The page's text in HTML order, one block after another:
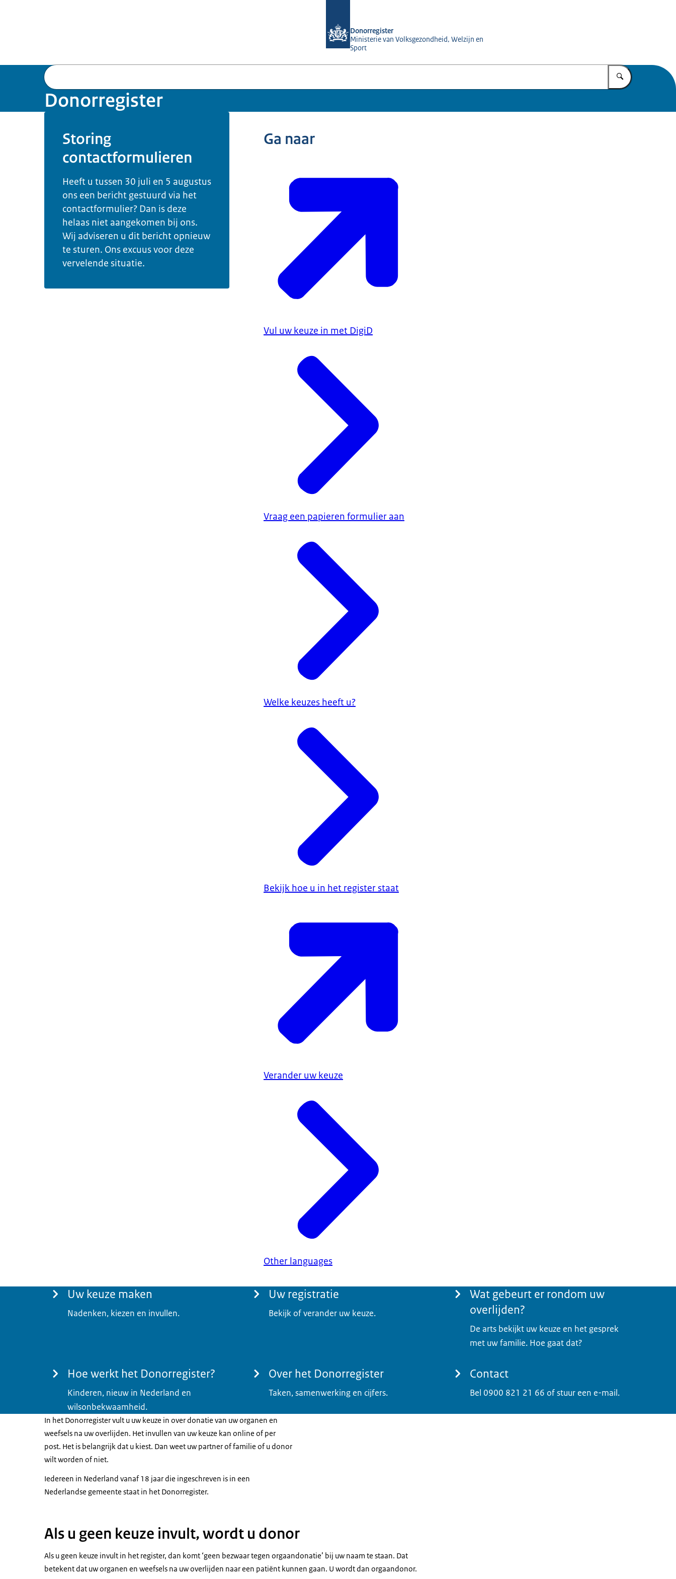
Donorregister
Ministerie van Volksgezondheid, Welzijn en
Sport
Vul in wat u
Donorregister
Storing
contactformulieren
Heeft u tussen 30 juli en 5 augustus
ons een bericht gestuurd via het
contactformulier? Dan is deze
helaas niet aangekomen bij ons.
Wij adviseren u dit bericht opnieuw
te sturen. Ons excuus voor deze
vervelende situatie.
Ga naar
Vul uw keuze in met DigiD
Vraag een papieren formulier aan
Welke keuzes heeft u?
Bekijk hoe u in het register staat
Verander uw keuze
Other languages
Uw keuze maken
Nadenken, kiezen en invullen.
Uw registratie
Bekijk of verander uw keuze.
Wat gebeurt er rondom uw
overlijden?
De arts bekijkt uw keuze en het gesprek
met uw familie. Hoe gaat dat?
Hoe werkt het Donorregister?
Kinderen, nieuw in Nederland en
wilsonbekwaamheid.
Over het Donorregister
Taken, samenwerking en cijfers.
Contact
Bel 0900 821 21 66 of stuur een e-mail.
In het Donorregister vult u uw keuze in over donatie van uw organen en
weefsels na uw overlijden. Het invullen van uw keuze kan online of per
post. Het is belangrijk dat u kiest. Dan weet uw partner of familie of u donor
wilt worden of niet.
Iedereen in Nederland vanaf 18 jaar die ingeschreven is in een
Nederlandse gemeente staat in het Donorregister.
Als u geen keuze invult, wordt u donor
Als u geen keuze invult in het register, dan komt ‘geen bezwaar tegen orgaandonatie’ bij uw naam te staan. Dat
betekent dat uw organen en weefsels na uw overlijden naar een patiënt kunnen gaan. U wordt dan orgaandonor.